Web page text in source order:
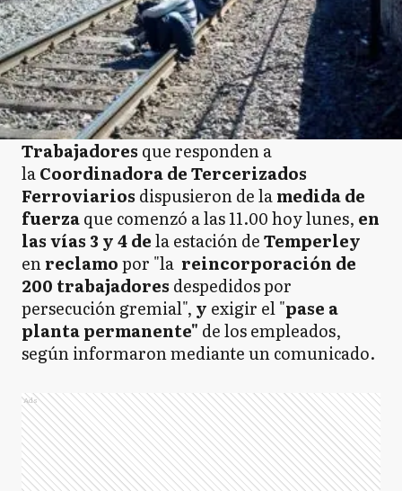
Trabajadores que responden a
laCoordinadora de Tercerizados
Ferroviarios dispusieron de lamedida de
fuerzaque comenzó a las 11.00 hoy lunes, en
las vías 3 y 4 dela estación deTemperley
enreclamopor "la reincorporación de
200 trabajadores despedidos por
persecución gremial", y exigir el "pase a
planta permanente" de los empleados,
según informaron mediante un comunicado.
Ads